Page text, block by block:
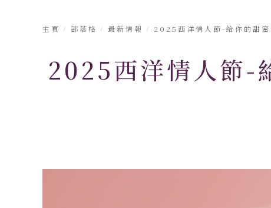
主頁 部落格 最新情報 2025西洋情人節-給你的甜
2025西洋情人節-